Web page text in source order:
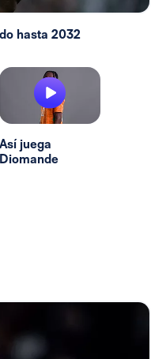
hasta 2032
Así juega
Diomande